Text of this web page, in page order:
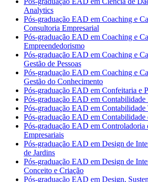
Analytics
Pós-graduação EAD em Coaching e
Consultoria Empresarial
Pós-graduação EAD em Coaching e
Empreendedorismo
Pós-graduação EAD em Coaching e
Gestão de Pessoas
Pós-graduação EAD em Coaching e
Gestão do Conhecimento
Pós-graduação EAD em Confeitaria e
Pós-graduação EAD em Contabilidade
Pós-graduação EAD em Contabilidade
Pós-graduação EAD em
Pós-graduação EAD em Controladoria
Empresariais
Pós-graduação EAD em Design de
de Jardins
Pós-graduação EAD em Design de
Conceito e Criação
Pós-graduação EAD em Design,